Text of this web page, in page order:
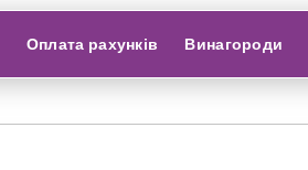
Оплата рахунків Винагороди